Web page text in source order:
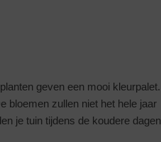
geven een mooi kleurpalet.
bloemen zullen niet het hele jaar
je tuin tijdens de koudere dagen